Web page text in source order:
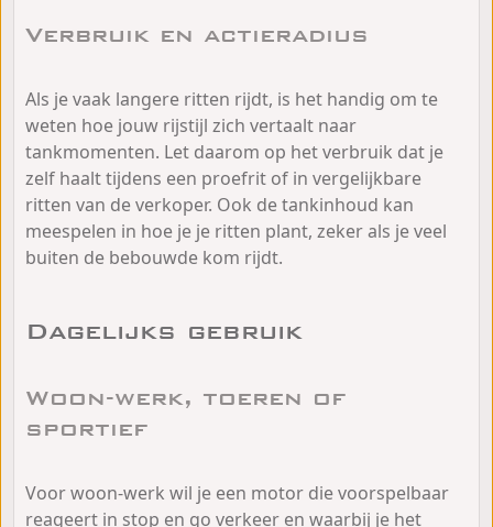
Verbruik en actieradius
Als je vaak langere ritten rijdt, is het handig om te
weten hoe jouw rijstijl zich vertaalt naar
tankmomenten. Let daarom op het verbruik dat je
zelf haalt tijdens een proefrit of in vergelijkbare
ritten van de verkoper. Ook de tankinhoud kan
meespelen in hoe je je ritten plant, zeker als je veel
buiten de bebouwde kom rijdt.
Dagelijks gebruik
Woon-werk, toeren of
sportief
Voor woon-werk wil je een motor die voorspelbaar
reageert in stop en go verkeer en waarbij je het